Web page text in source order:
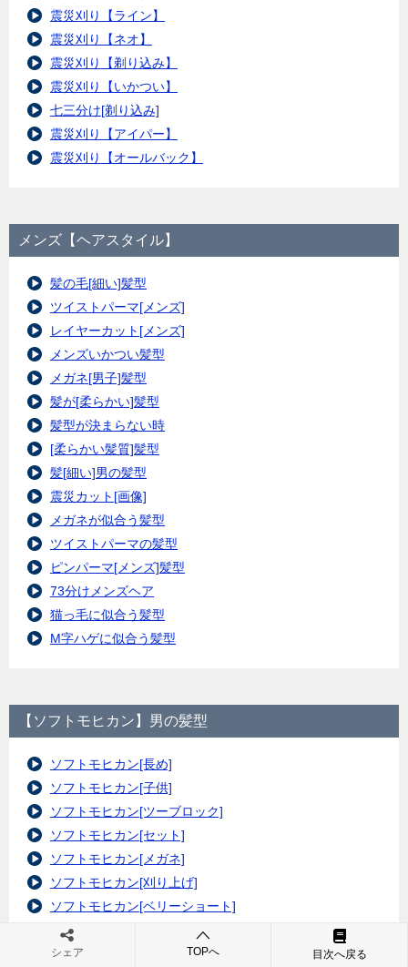
震災刈り【ライン】
震災刈り【ネオ】
震災刈り【剃り込み】
震災刈り【いかつい】
七三分け[剃り込み]
震災刈り【アイパー】
震災刈り【オールバック】
メンズ【ヘアスタイル】
髪の毛[細い]髪型
ツイストパーマ[メンズ]
レイヤーカット[メンズ]
メンズいかつい髪型
メガネ[男子]髪型
髪が[柔らかい]髪型
髪型が決まらない時
[柔らかい髪質]髪型
髪[細い]男の髪型
震災カット[画像]
メガネが似合う髪型
ツイストパーマの髪型
ピンパーマ[メンズ]髪型
73分けメンズヘア
猫っ毛に似合う髪型
M字ハゲに似合う髪型
【ソフトモヒカン】男の髪型
ソフトモヒカン[長め]
ソフトモヒカン[子供]
ソフトモヒカン[ツーブロック]
ソフトモヒカン[セット]
ソフトモヒカン[メガネ]
ソフトモヒカン[刈り上げ]
ソフトモヒカン[ベリーショート]
ソフトモヒカン[メンズヘア]
ソフトモヒカン[男の子]
シェア TOPへ 目次へ戻る